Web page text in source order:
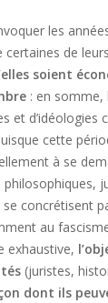
les
certaines de
soient
: en somme,
et
cette
à se
concrétisent
au
exhaustive,
(juristes,
dont ils